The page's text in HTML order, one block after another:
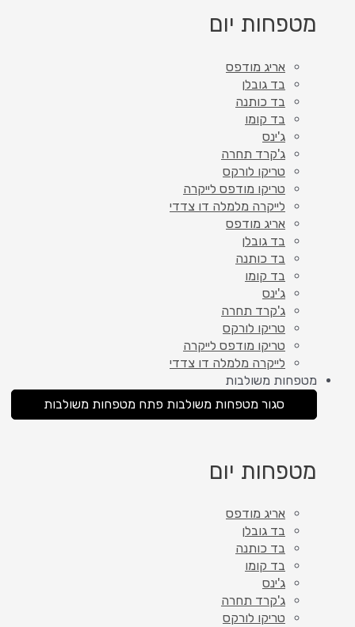
מטפחות יום
אריג מודפס
בד גובלן
בד כותנה
בד קומו
ג'ינס
ג'קרד תחרה
טריקו לורקס
טריקו מודפס לייקרה
לייקרה מלמלה דו צדדי
אריג מודפס
בד גובלן
בד כותנה
בד קומו
ג'ינס
ג'קרד תחרה
טריקו לורקס
טריקו מודפס לייקרה
לייקרה מלמלה דו צדדי
מטפחות משולבות
סגור מטפחות משולבות פתח מטפחות משולבות
מטפחות יום
אריג מודפס
בד גובלן
בד כותנה
בד קומו
ג'ינס
ג'קרד תחרה
טריקו לורקס